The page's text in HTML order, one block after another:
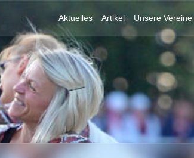
Aktuelles Artikel Unsere Vereine